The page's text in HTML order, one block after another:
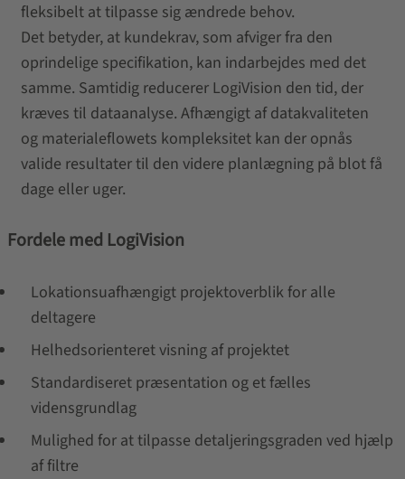
fleksibelt at tilpasse sig ændrede behov.
Det betyder, at kundekrav, som afviger fra den
oprindelige specifikation, kan indarbejdes med det
samme. Samtidig reducerer LogiVision den tid, der
kræves til dataanalyse. Afhængigt af datakvaliteten
og materialeflowets kompleksitet kan der opnås
valide resultater til den videre planlægning på blot få
dage eller uger.
Fordele med LogiVision
Lokationsuafhængigt projektoverblik for alle
deltagere
Helhedsorienteret visning af projektet
Standardiseret præsentation og et fælles
vidensgrundlag
Mulighed for at tilpasse detaljeringsgraden ved hjælp
af filtre